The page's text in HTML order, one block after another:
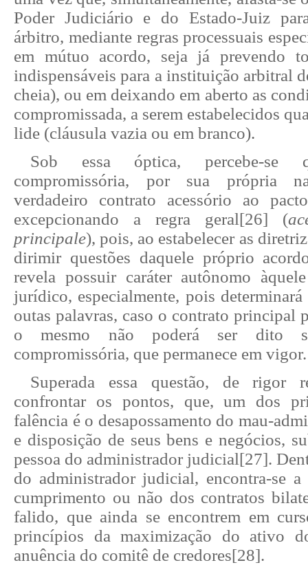
Poder Judiciário e do Estado-Juiz
árbitro, mediante regras processuais
em mútuo acordo, seja já prevendo
indispensáveis para a instituição arbitral
cheia), ou em deixando em aberto as
compromissada, a serem estabelecidos
lide (cláusula vazia ou em branco).
Sob essa óptica, percebe-se
compromissória, por sua própria
verdadeiro contrato acessório ao
excepcionando a regra geral[26] (
principale), pois, ao estabelecer as
dirimir questões daquele próprio
revela possuir caráter autônomo
jurídico, especialmente, pois
outas palavras, caso o contrato principal
o mesmo não poderá ser dito
compromissória, que permanece em vigor.
Superada essa questão, de rigor
confrontar os pontos, que, um dos
falência é o desapossamento do mau-
e disposição de seus bens e negócios,
pessoa do administrador judicial[27].
do administrador judicial, encontra-se a
cumprimento ou não dos contratos
falido, que ainda se encontrem em
princípios da maximização do ativo
anuência do comitê de credores[28].